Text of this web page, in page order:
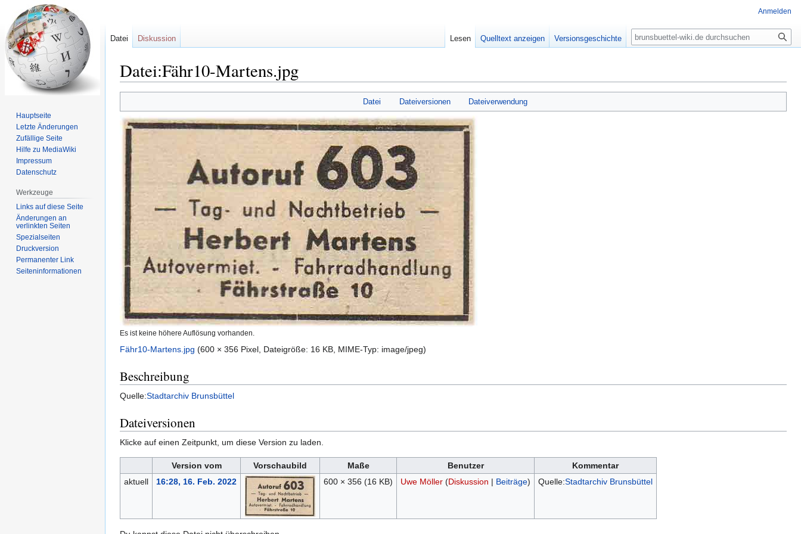
Datei:Fähr10-Martens.jpg
Navigation
springen
Suche
springen
Datei Dateiversionen Dateiverwendung
Es ist keine höhere Auflösung vorhanden.
Fähr10-Martens.jpg (600 × 356 Pixel, Dateigröße: 16 KB, MIME-Typ: image/jpeg)
Beschreibung
Quelle:Stadtarchiv Brunsbüttel
Dateiversionen
Klicke auf einen Zeitpunkt, um diese Version zu laden.
Version vom Vorschaubild Maße Benutzer
Kommentar
aktuell
16:28, 16. Feb. 2022 600 × 356 (16 KB) Uwe Möller (Diskussion | Beiträge) Quelle:Stadtarchiv Brunsbüttel
Anmelden
Datei Diskussion Lesen Quelltext anzeigen Versionsgeschichte
Suche
Hauptseite
Letzte Änderungen
Zufällige Seite
Hilfe zu MediaWiki
Impressum
Datenschutz
Werkzeuge
Links auf diese Seite
Änderungen an
verlinkten Seiten
Spezialseiten
Druckversion
Permanenter Link
Seiten­informationen